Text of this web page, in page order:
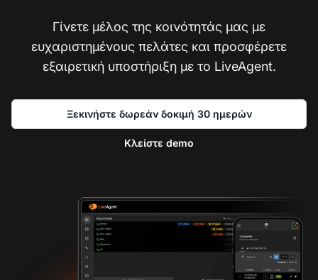
Γίνετε μέλος της κοινότητάς μας με
ευχαριστημένους πελάτες και προσφέρετε
εξαιρετική υποστήριξη με το LiveAgent.
Ξεκινήστε δωρεάν δοκιμή 30 ημερών
Κλείστε demo